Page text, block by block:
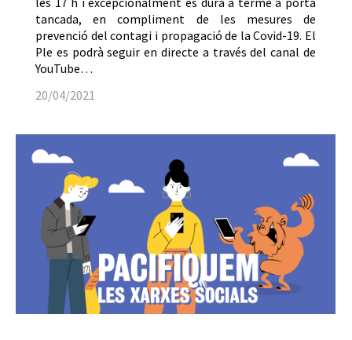
tancada, en compliment de les mesures de
prevenció del contagi i propagació de la Covid-19. El
Ple es podrà seguir en directe a través del canal de
YouTube…
20/04/2021